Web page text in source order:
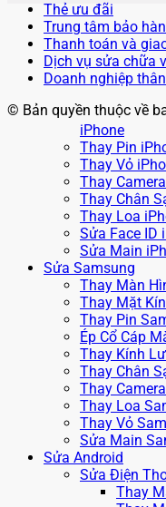
Thẻ ưu đãi
Trung tâm bảo
Thanh toán và
Dịch vụ sửa chữa
Doanh nghiệp
© Bản quyền thuộc về
iPhone
Thay Pin
Thay Vỏ
Thay
Thay Chân
Thay Loa
Sửa Face ID
Sửa Main
Sửa Samsung
Thay Màn
Thay Mặt
Thay Pin
Ép Cổ Cáp
Thay Kính
Thay Chân
Thay
Thay Loa
Thay Vỏ
Sửa Main
Sửa Android
Sửa Điện
Thay